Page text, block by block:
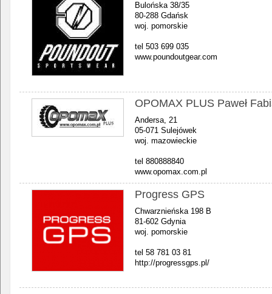
Bulońska 38/35
80-288 Gdańsk
woj. pomorskie
tel 503 699 035
www.poundoutgear.com
OPOMAX PLUS Paweł
Andersa, 21
05-071 Sulejówek
woj. mazowieckie
tel 880888840
www.opomax.com.pl
Progress GPS
Chwarznieńska 198 B
81-602 Gdynia
woj. pomorskie
tel 58 781 03 81
http://progressgps.pl/